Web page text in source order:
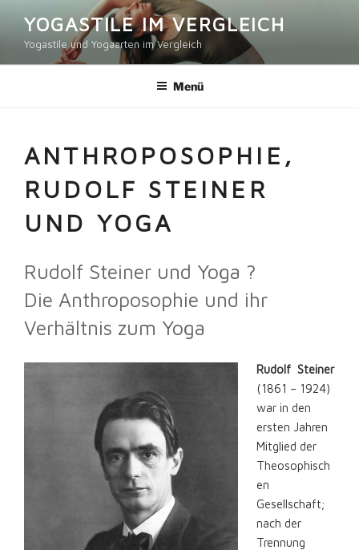
Inhalt
springen
YOGASTILE IM VERGLEICH
Yogastile und Yogaarten im Vergleich
Menü
ANTHROPOSOPHIE,
RUDOLF STEINER
UND YOGA
Rudolf Steiner und Yoga ?
Die Anthroposophie und ihr
Verhältnis zum Yoga
Rudolf Steiner
(1861 – 1924)
war in den
ersten Jahren
Mitglied der
Theosophisch
en
Gesellschaft;
nach der
Trennung